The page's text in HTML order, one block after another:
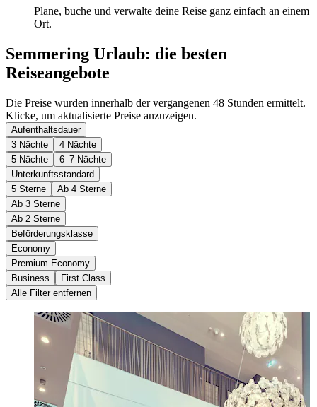
Plane, buche und verwalte deine Reise ganz einfach an einem
Ort.
Semmering Urlaub: die besten
Reiseangebote
Die Preise wurden innerhalb der vergangenen 48 Stunden ermittelt.
Klicke, um aktualisierte Preise anzuzeigen.
Aufenthaltsdauer
3 Nächte
4 Nächte
5 Nächte
6–7 Nächte
Unterkunftsstandard
5 Sterne
Ab 4 Sterne
Ab 3 Sterne
Ab 2 Sterne
Beförderungsklasse
Economy
Premium Economy
Business
First Class
Alle Filter entfernen